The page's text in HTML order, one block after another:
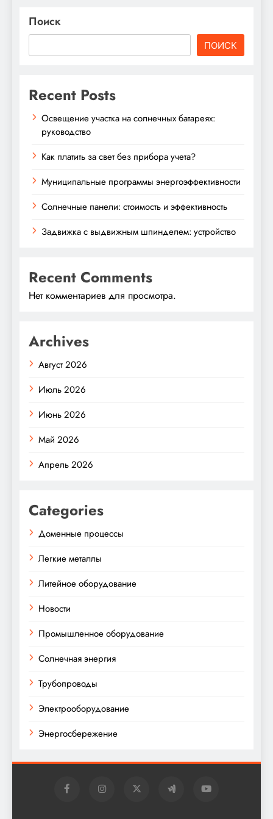
Поиск
ПОИСК
Recent Posts
Освещение участка на солнечных батареях:
руководство
Как платить за свет без прибора учета?
Муниципальные программы энергоэффективности
Солнечные панели: стоимость и эффективность
Задвижка с выдвижным шпинделем: устройство
Recent Comments
Нет комментариев для просмотра.
Archives
Август 2026
Июль 2026
Июнь 2026
Май 2026
Апрель 2026
Categories
Доменные процессы
Легкие металлы
Литейное оборудование
Новости
Промышленное оборудование
Солнечная энергия
Трубопроводы
Электрооборудование
Энергосбережение